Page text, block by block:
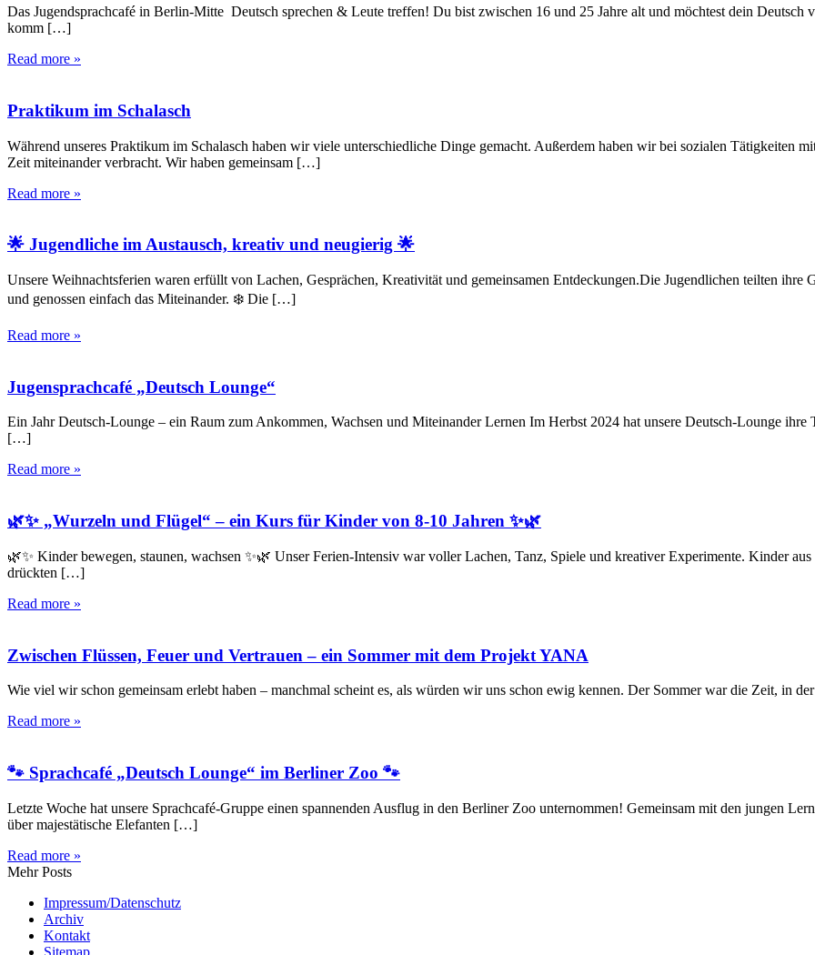
Das Jugendsprachcafé in Berlin-Mitte Deutsch sprechen & Leute treffen! Du bist zwischen 16 und 25 Jahre alt und möchtest dein Deutsch
komm […]
Read more »
Praktikum im Schalasch
Während unseres Praktikum im Schalasch haben wir viele unterschiedliche Dinge gemacht. Außerdem haben wir bei sozialen Tätigkeiten
Zeit miteinander verbracht. Wir haben gemeinsam […]
Read more »
🌟 Jugendliche im Austausch, kreativ und neugierig 🌟
Unsere Weihnachtsferien waren erfüllt von Lachen, Gesprächen, Kreativität und gemeinsamen Entdeckungen.Die Jugendlichen teilten ihre
und genossen einfach das Miteinander. ❄️ Die […]
Read more »
Jugensprachcafé „Deutsch Lounge“
Ein Jahr Deutsch-Lounge – ein Raum zum Ankommen, Wachsen und Miteinander Lernen Im Herbst 2024 hat unsere Deutsch-Lounge
[…]
Read more »
🌿✨ „Wurzeln und Flügel“ – ein Kurs für Kinder von 8-10 Jahren ✨🌿
🌿✨ Kinder bewegen, staunen, wachsen ✨🌿 Unser Ferien-Intensiv war voller Lachen, Tanz, Spiele und kreativer Experimente. Kinder
drückten […]
Read more »
Zwischen Flüssen, Feuer und Vertrauen – ein Sommer mit dem Projekt YANA
Wie viel wir schon gemeinsam erlebt haben – manchmal scheint es, als würden wir uns schon ewig kennen. Der Sommer war die Zeit, in
Read more »
🐾 Sprachcafé „Deutsch Lounge“ im Berliner Zoo 🐾
Letzte Woche hat unsere Sprachcafé-Gruppe einen spannenden Ausflug in den Berliner Zoo unternommen! Gemeinsam mit den jungen
über majestätische Elefanten […]
Read more »
Mehr Posts
Impressum/Datenschutz
Archiv
Kontakt
Sitemap